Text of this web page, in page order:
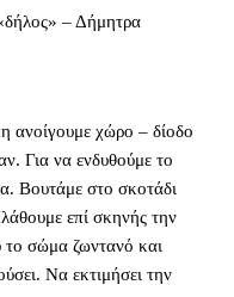
– Δήμητρα
ανοίγουμε χώρο – δίοδο
Για να ενδυθούμε το
Βουτάμε στο σκοτάδι
επί σκηνής την
το σώμα ζωντανό και
Να εκτιμήσει την